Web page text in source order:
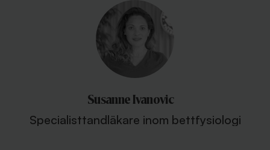
Susanne Ivanovic
Specialisttandläkare inom bettfysiologi